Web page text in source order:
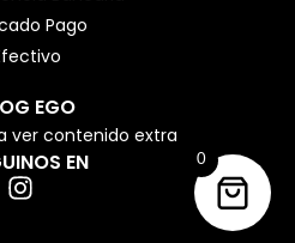
Pago
EGO
ver contenido extra
EN 0